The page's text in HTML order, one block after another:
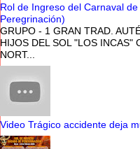
Rol de Ingreso del Carnaval
Peregrinación)
GRUPO - 1 GRAN TRAD.
HIJOS DEL SOL "LOS INCAS"
NORT...
Video Trágico accidente deja